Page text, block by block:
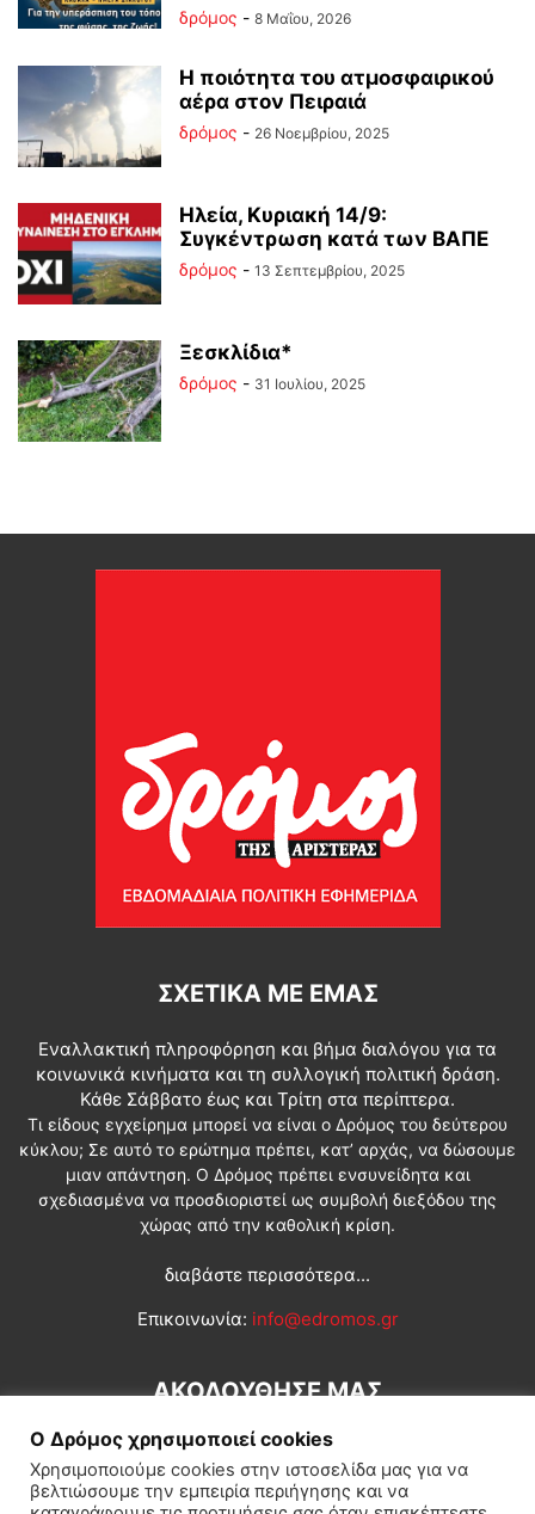
δρόμος - 8 Μαΐου, 2026
Η ποιότητα του ατμοσφαιρικού
αέρα στον Πειραιά
δρόμος - 26 Νοεμβρίου, 2025
Ηλεία, Κυριακή 14/9:
Συγκέντρωση κατά των ΒΑΠΕ
δρόμος - 13 Σεπτεμβρίου, 2025
Ξεσκλίδια*
δρόμος - 31 Ιουλίου, 2025
ΣΧΕΤΙΚΆ ΜΕ ΕΜΆΣ
Εναλλακτική πληροφόρηση και βήμα διαλόγου για τα
κοινωνικά κινήματα και τη συλλογική πολιτική δράση.
Κάθε Σάββατο έως και Τρίτη στα περίπτερα.
Τι είδους εγχείρημα μπορεί να είναι ο Δρόμος του δεύτερου
κύκλου; Σε αυτό το ερώτημα πρέπει, κατ’ αρχάς, να δώσουμε
μιαν απάντηση. Ο Δρόμος πρέπει ενσυνείδητα και
σχεδιασμένα να προσδιοριστεί ως συμβολή διεξόδου της
χώρας από την καθολική κρίση.
διαβάστε περισσότερα...
Επικοινωνία: info@edromos.gr
ΑΚΟΛΟΥΘΗΣΕ ΜΑΣ
Ο Δρόμος χρησιμοποιεί cookies
Χρησιμοποιούμε cookies στην ιστοσελίδα μας για να
βελτιώσουμε την εμπειρία περιήγησης και να